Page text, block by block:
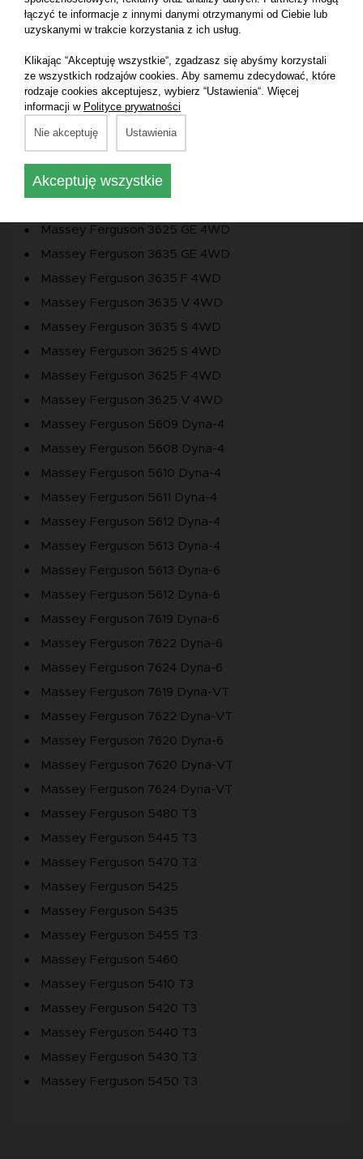
Massey Ferguson 3709AL TRACTOR FPT ENG.
71KW
Massey Ferguson 3707AL TRACTOR FPT ENG.
55KW
Massey Ferguson 3710 GE
Massey Ferguson 3708 GE
Massey Ferguson 3707 GE
Massey Ferguson 3625 GE 4WD
Massey Ferguson 3635 GE 4WD
Massey Ferguson 3635 F 4WD
Massey Ferguson 3635 V 4WD
Massey Ferguson 3635 S 4WD
Massey Ferguson 3625 S 4WD
Massey Ferguson 3625 F 4WD
Massey Ferguson 3625 V 4WD
Massey Ferguson 5609 Dyna-4
Massey Ferguson 5608 Dyna-4
Massey Ferguson 5610 Dyna-4
Massey Ferguson 5611 Dyna-4
Massey Ferguson 5612 Dyna-4
Massey Ferguson 5613 Dyna-4
Massey Ferguson 5613 Dyna-6
Massey Ferguson 5612 Dyna-6
Massey Ferguson 7619 Dyna-6
Massey Ferguson 7622 Dyna-6
Massey Ferguson 7624 Dyna-6
Massey Ferguson 7619 Dyna-VT
Massey Ferguson 7622 Dyna-VT
Massey Ferguson 7620 Dyna-6
Massey Ferguson 7620 Dyna-VT
Massey Ferguson 7624 Dyna-VT
Massey Ferguson 5480 T3
Massey Ferguson 5445 T3
Massey Ferguson 5470 T3
Massey Ferguson 5425
Massey Ferguson 5435
Massey Ferguson 5455 T3
Massey Ferguson 5460
Massey Ferguson 5410 T3
Massey Ferguson 5420 T3
Massey Ferguson 5440 T3
Massey Ferguson 5430 T3
Massey Ferguson 5450 T3
łączyć te informacje z innymi danymi otrzymanymi od Ciebie lub
uzyskanymi w trakcie korzystania z ich usług.
Klikając “Akceptuję wszystkie“, zgadzasz się abyśmy korzystali
ze wszystkich rodzajów cookies. Aby samemu zdecydować, które
rodzaje cookies akceptujesz, wybierz “Ustawienia“. Więcej
informacji w Polityce prywatności
Nie akceptuję Ustawienia
Akceptuję wszystkie